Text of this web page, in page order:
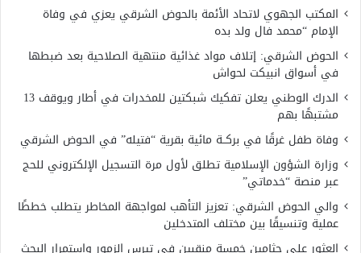
المكتب الجهوي لاتحاد الأئمة بالحوض الشرقي يعزي في وفاة
الإمام “محمد فال ولد بده
الحوض الشرقي: إتلاف مواد غذائية منتهية الصلاحية بعد ضبطها
في أسواق انبيكت لحواش
الدرك الوطني يعلن تفكيك شبكتين للمخدرات في أطار ويوقف 13
مشتبهًا بهم
وفاة طفل غرقًا في بركــة مائية بقرية “فتيله” في الحوض الشرقي
وزارة الشؤون الإسلامية تطلق لأول مرة التسجيل الإلكتروني للحج
عبر منصة “خدماتي”
والي الحوض الشرقي: تعزيز التأهب لمواجهة المخاطر يتطلب خططًا
عملية وتنسيقًا بين مختلف المتدخلين
العثور على جثامين خمسة منقبين في تيرس الزمور واستمرار البحث